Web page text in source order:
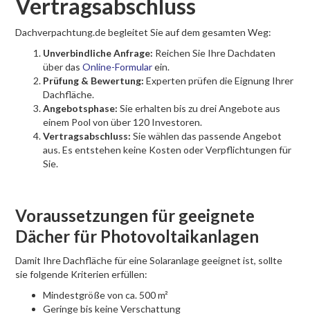
Vertragsabschluss
Dachverpachtung.de begleitet Sie auf dem gesamten Weg:
Unverbindliche Anfrage: Reichen Sie Ihre Dachdaten
über dasOnline-Formularein.
Prüfung & Bewertung: Experten prüfen die Eignung Ihrer
Dachfläche.
Angebotsphase: Sie erhalten bis zu drei Angebote aus
einem Pool von über 120 Investoren.
Vertragsabschluss: Sie wählen das passende Angebot
aus. Es entstehen keine Kosten oder Verpflichtungen für
Sie.
Voraussetzungen für geeignete
Dächer für Photovoltaikanlagen
Damit Ihre Dachfläche für eine Solaranlage geeignet ist, sollte
sie folgende Kriterien erfüllen:
Mindestgröße von ca. 500 m²
Geringe bis keine Verschattung